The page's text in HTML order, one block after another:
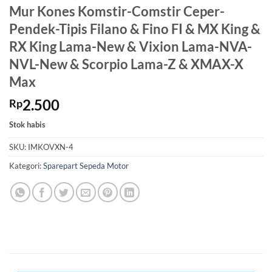
Mur Kones Komstir-Comstir Ceper-
Pendek-Tipis Filano & Fino FI & MX King &
RX King Lama-New & Vixion Lama-NVA-
NVL-New & Scorpio Lama-Z & XMAX-X
Max
Rp2.500
Stok habis
SKU: IMKOVXN-4
Kategori:Sparepart Sepeda Motor